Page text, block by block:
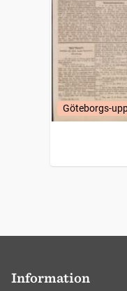
Göteborgs-
Information